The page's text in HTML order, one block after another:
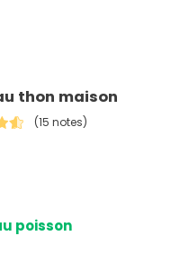
thon maison
(15 notes)
poisson